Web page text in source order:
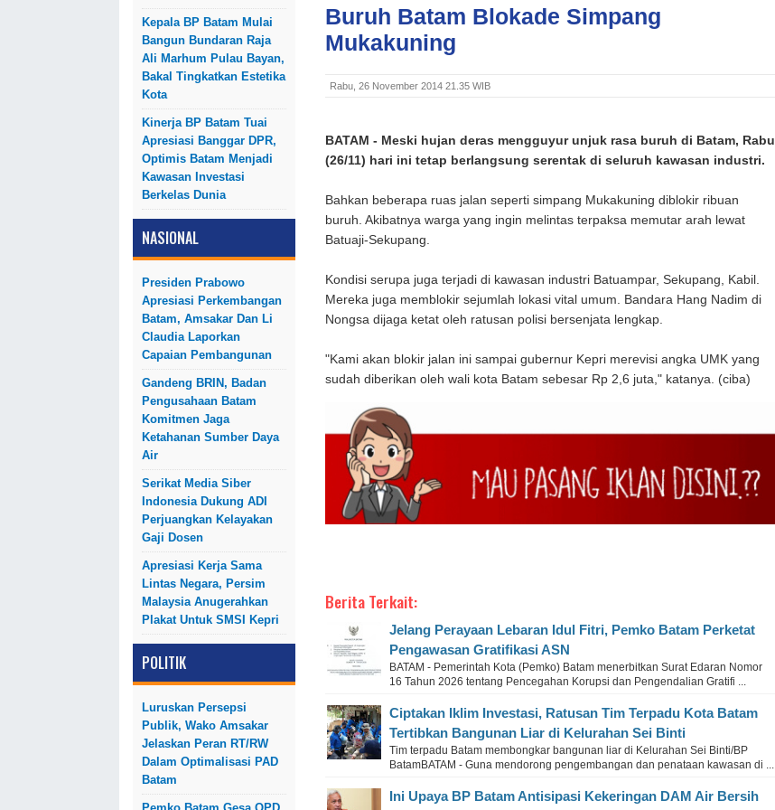
Kepala BP Batam Mulai
Bangun Bundaran Raja
Ali Marhum Pulau Bayan,
Bakal Tingkatkan Estetika
Kota
Kinerja BP Batam Tuai
Apresiasi Banggar DPR,
Optimis Batam Menjadi
Kawasan Investasi
Berkelas Dunia
NASIONAL
Presiden Prabowo
Apresiasi Perkembangan
Batam, Amsakar Dan Li
Claudia Laporkan
Capaian Pembangunan
Gandeng BRIN, Badan
Pengusahaan Batam
Komitmen Jaga
Ketahanan Sumber Daya
Air
Serikat Media Siber
Indonesia Dukung ADI
Perjuangkan Kelayakan
Gaji Dosen
Apresiasi Kerja Sama
Lintas Negara, Persim
Malaysia Anugerahkan
Plakat Untuk SMSI Kepri
POLITIK
Luruskan Persepsi
Publik, Wako Amsakar
Jelaskan Peran RT/RW
Dalam Optimalisasi PAD
Batam
Buruh Batam Blokade Simpang
Mukakuning
Rabu, 26 November 2014 21.35 WIB
BATAM - Meski hujan deras mengguyur unjuk rasa buruh di Batam, Rabu
(26/11) hari ini tetap berlangsung serentak di seluruh kawasan industri.
Bahkan beberapa ruas jalan seperti simpang Mukakuning diblokir ribuan
buruh. Akibatnya warga yang ingin melintas terpaksa memutar arah lewat
Batuaji-Sekupang.
Kondisi serupa juga terjadi di kawasan industri Batuampar, Sekupang, Kabil.
Mereka juga memblokir sejumlah lokasi vital umum. Bandara Hang Nadim di
Nongsa dijaga ketat oleh ratusan polisi bersenjata lengkap.
"Kami akan blokir jalan ini sampai gubernur Kepri merevisi angka UMK yang
sudah diberikan oleh wali kota Batam sebesar Rp 2,6 juta," katanya. (ciba)
Berita Terkait:
Jelang Perayaan Lebaran Idul Fitri, Pemko Batam Perketat
Pengawasan Gratifikasi ASN
BATAM - Pemerintah Kota (Pemko) Batam menerbitkan Surat Edaran Nomor
16 Tahun 2026 tentang Pencegahan Korupsi dan Pengendalian Gratifi ...
Ciptakan Iklim Investasi, Ratusan Tim Terpadu Kota Batam
Tertibkan Bangunan Liar di Kelurahan Sei Binti
Tim terpadu Batam membongkar bangunan liar di Kelurahan Sei Binti/BP
BatamBATAM - Guna mendorong pengembangan dan penataan kawasan di ...
Ini Upaya BP Batam Antisipasi Kekeringan DAM Air Bersih